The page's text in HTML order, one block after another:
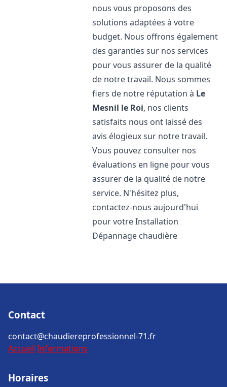
nous vous proposons des
solutions adaptées à votre
budget. Nous offrons également
des garanties sur nos services
pour vous assurer de la qualité
de notre travail. Nous sommes
fiers de notre réputation à Le
Mesnil le Roi, nos clients
satisfaits nous ont laissé des
avis élogieux sur notre travail.
Vous pouvez consulter nos
évaluations en ligne pour vous
assurer de la qualité de notre
service. N'hésitez plus,
contactez-nous aujourd'hui
pour votre Installation
Dépannage chaudière
Contact
contact@chaudiereprofessionnel-71.fr
Accueil Informations
Horaires